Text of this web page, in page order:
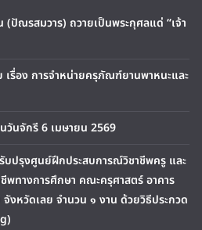
ณรสมวาร) ถวายเป็นพระกุศลแด่ “เจ้า
เรื่อง การจำหน่ายครุภัณฑ์ยานพาหนะและ
วันจักรี 6 เมษายน 2569
บปรุงศูนย์ฝึกประสบการณ์วิชาชีพครู และ
พทางการศึกษา คณะครุศาสตร์ อาคาร
งหวัดเลย จำนวน ๑ งาน ด้วยวิธีประกวด